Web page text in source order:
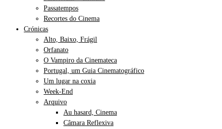
Passatempos
Recortes do Cinema
Crónicas
Alto, Baixo, Frágil
Orfanato
O Vampiro da Cinemateca
Portugal, um Guia Cinematográfico
Um lugar na coxia
Week-End
Arquivo
Au hasard, Cinema
Câmara Reflexiva